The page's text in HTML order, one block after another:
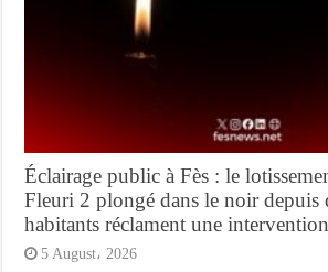
Éclairage public à Fès : le
Fleuri 2 plongé dans le noir depuis
habitants réclament une
5 August، 2026